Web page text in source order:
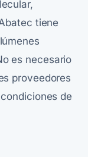
tiene
es necesario
proveedores
de